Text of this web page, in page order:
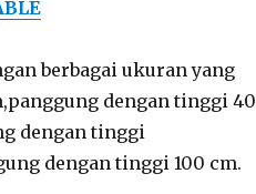
berbagai ukuran yang
dengan tinggi 40
dengan tinggi
dengan tinggi 100 cm.